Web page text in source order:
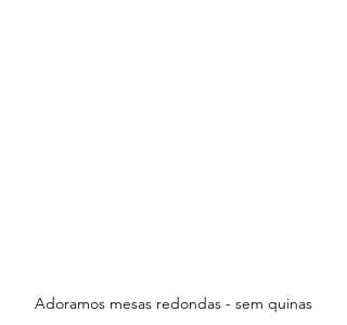
Adoramos mesas redondas - sem quinas